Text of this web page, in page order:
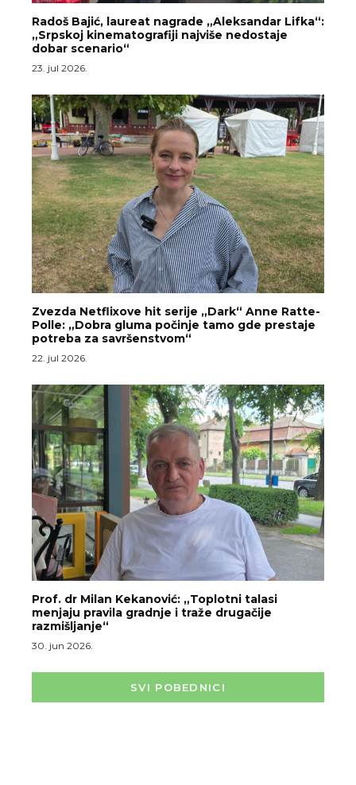
Radoš Bajić, laureat nagrade „Aleksandar Lifka“:
„Srpskoj kinematografiji najviše nedostaje
dobar scenario“
23. jul 2026.
Zvezda Netflixove hit serije „Dark“ Anne Ratte-
Polle: „Dobra gluma počinje tamo gde prestaje
potreba za savršenstvom“
22. jul 2026.
Prof. dr Milan Kekanović: „Toplotni talasi
menjaju pravila gradnje i traže drugačije
razmišljanje“
30. jun 2026.
SVI POBEDNICI